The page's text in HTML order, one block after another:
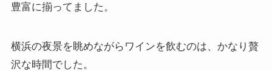
豊富に揃ってました。
横浜の夜景を眺めながらワインを飲むのは、かなり贅
沢な時間でした。